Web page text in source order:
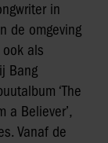
in
de omgeving
als
Bang
‘The
a Believer’,
Vanaf de